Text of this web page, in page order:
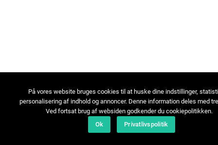
På vores website bruges cookies til at huske dine indstillinger,
personalisering af indhold og annoncer. Denne information deles med
Ved fortsat brug af websiden godkender du cookiepolitikken.
Ok
Privatlivspolitik